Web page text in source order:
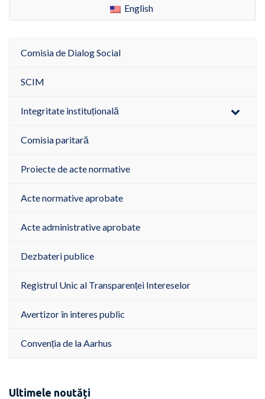
English
Comisia de Dialog Social
SCIM
Integritate instituțională
Comisia paritară
Proiecte de acte normative
Acte normative aprobate
Acte administrative aprobate
Dezbateri publice
Registrul Unic al Transparenței Intereselor
Avertizor în interes public
Convenția de la Aarhus
Ultimele noutăți